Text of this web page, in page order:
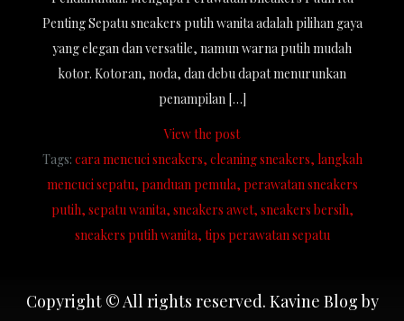
Penting Sepatu sneakers putih wanita adalah pilihan gaya
yang elegan dan versatile, namun warna putih mudah
kotor. Kotoran, noda, dan debu dapat menurunkan
penampilan […]
View the post
Tags: cara mencuci sneakers cleaning sneakers langkah
mencuci sepatu panduan pemula perawatan sneakers
putih sepatu wanita sneakers awet sneakers bersih
sneakers putih wanita tips perawatan sepatu
Copyright © All rights reserved. Kavine Blog by